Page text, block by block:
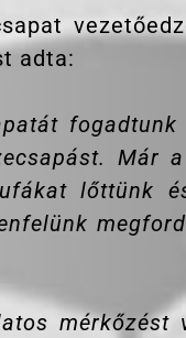
adta:
Már
lőttünk